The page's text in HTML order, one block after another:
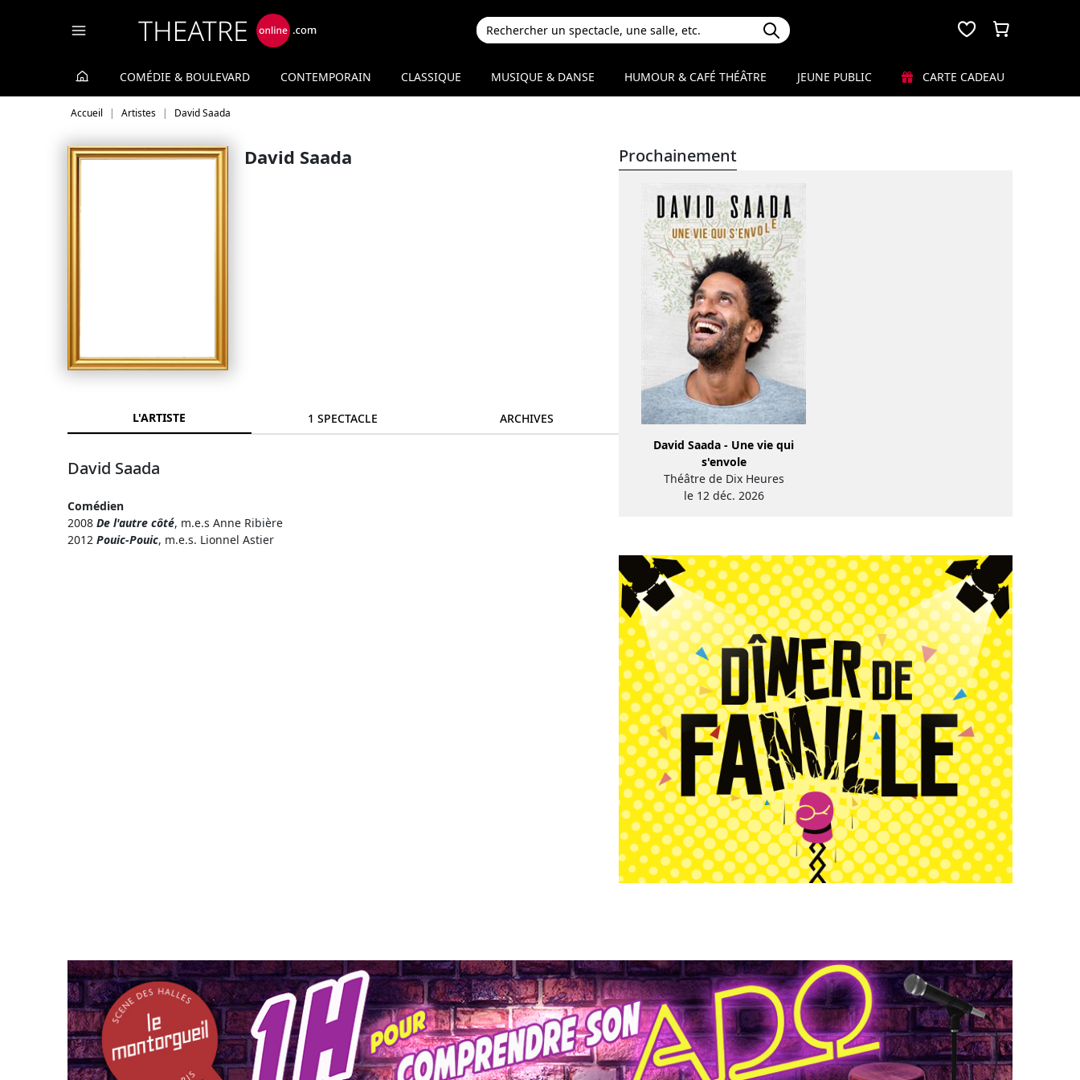
COMÉDIE & BOULEVARD CONTEMPORAIN CLASSIQUE MUSIQUE & DANSE HUMOUR & CAFÉ THÉÂTRE JEUNE PUBLIC CARTE CADEAU
Accueil Artistes David Saada
David Saada
L'ARTISTE 1 SPECTACLE ARCHIVES
David Saada
Comédien
2008 De l'autre côté, m.e.s Anne Ribière
2012 Pouic-Pouic, m.e.s. Lionnel Astier
Prochainement
David Saada - Une vie qui
s'envole
Théâtre de Dix Heures
le 12 déc. 2026